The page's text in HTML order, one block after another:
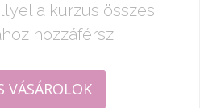
a kurzus összes
hozzáférsz.
VÁSÁROLOK